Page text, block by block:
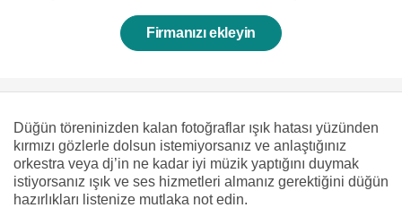
Firmanızı ekleyin
Düğün töreninizden kalan fotoğraflar ışık hatası yüzünden
kırmızı gözlerle dolsun istemiyorsanız ve anlaştığınız
orkestra veya dj’in ne kadar iyi müzik yaptığını duymak
istiyorsanız ışık ve ses hizmetleri almanız gerektiğini düğün
hazırlıkları listenize mutlaka not edin.